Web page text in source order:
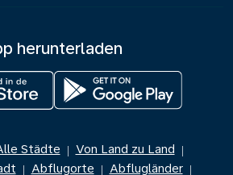
herunterladen
Städte | Von Land zu Land |
| Abflugorte | Abflugländer |